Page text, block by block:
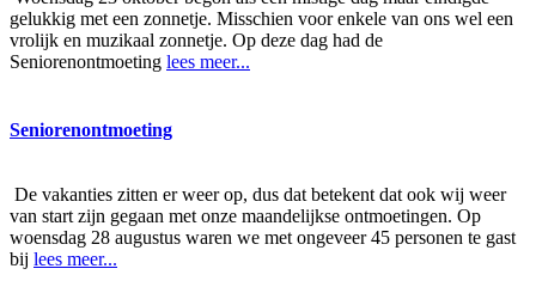
gelukkig met een zonnetje. Misschien voor enkele van ons wel een
vrolijk en muzikaal zonnetje. Op deze dag had de
Seniorenontmoeting lees meer...
Seniorenontmoeting
De vakanties zitten er weer op, dus dat betekent dat ook wij weer
van start zijn gegaan met onze maandelijkse ontmoetingen. Op
woensdag 28 augustus waren we met ongeveer 45 personen te gast
bij lees meer...